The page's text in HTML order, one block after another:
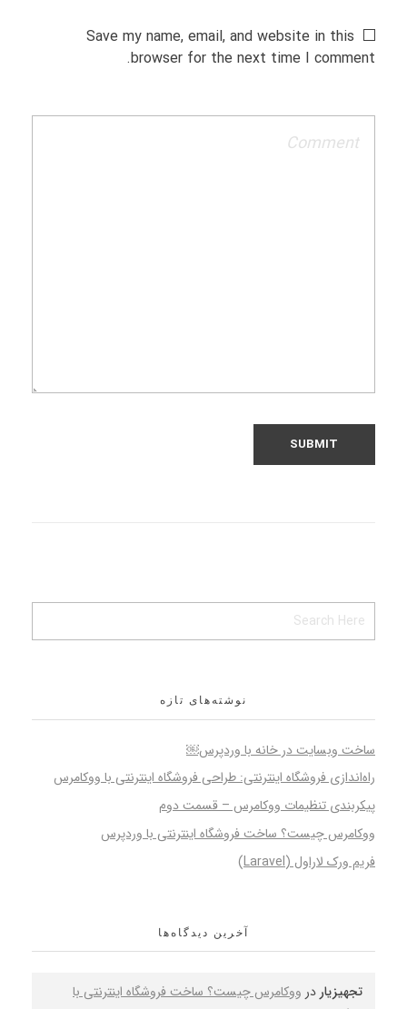
Save my name, email, and website in this
browser for the next time I comment.
نوشته‌های تازه
ساخت وبسایت در خانه با وردپرس￼
راه‌اندازی فروشگاه اینترنتی: طراحی فروشگاه اینترنتی با ووکامرس
پیکربندی تنظیمات ووکامرس – قسمت دوم
ووکامرس چیست؟ ساخت فروشگاه اینترنتی با وردپرس
فریم ورک لاراول (Laravel)
آخرین دیدگاه‌ها
تجهیزیار در ووکامرس چیست؟ ساخت فروشگاه اینترنتی با